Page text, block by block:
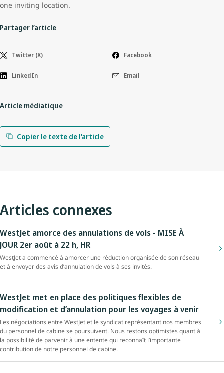
one inviting location.
Partager l’article
Twitter (X) Facebook
LinkedIn Email
Article médiatique
Copier le texte de l'article
Articles connexes
WestJet amorce des annulations de vols - MISE À
JOUR 2er août à 22 h, HR
WestJet a commencé à amorcer une réduction organisée de son réseau
et à envoyer des avis d’annulation de vols à ses invités.
WestJet met en place des politiques flexibles de
modification et d’annulation pour les voyages à venir
Les négociations entre WestJet et le syndicat représentant nos membres
du personnel de cabine se poursuivent. Nous restons optimistes quant à
la possibilité de parvenir à une entente qui reconnaît l’importante
contribution de notre personnel de cabine.